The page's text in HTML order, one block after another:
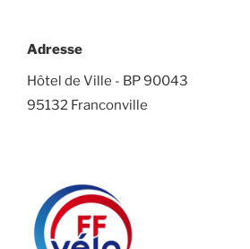
Adresse
Hôtel de Ville - BP 90043
95132 Franconville